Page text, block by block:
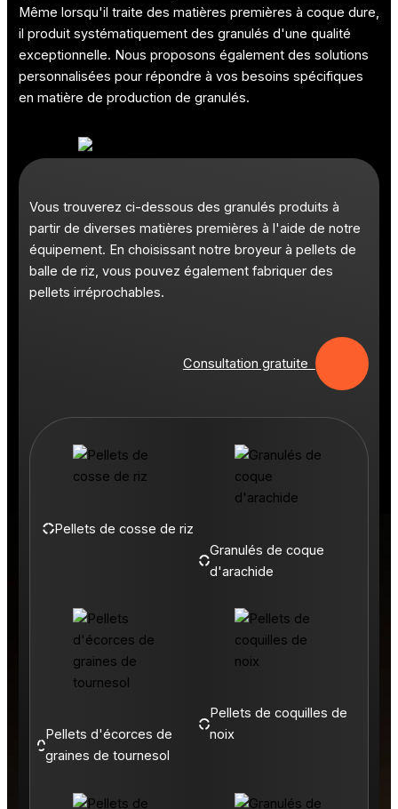
Même lorsqu'il traite des matières premières à coque dure,
il produit systématiquement des granulés d'une qualité
exceptionnelle. Nous proposons également des solutions
personnalisées pour répondre à vos besoins spécifiques
en matière de production de granulés.
Vous trouverez ci-dessous des granulés produits à
partir de diverses matières premières à l'aide de notre
équipement. En choisissant notre broyeur à pellets de
balle de riz, vous pouvez également fabriquer des
pellets irréprochables.
Consultation gratuite
Pellets de cosse de riz
Granulés de coque
d'arachide
Pellets d'écorces de
graines de tournesol
Pellets de coquilles de
noix